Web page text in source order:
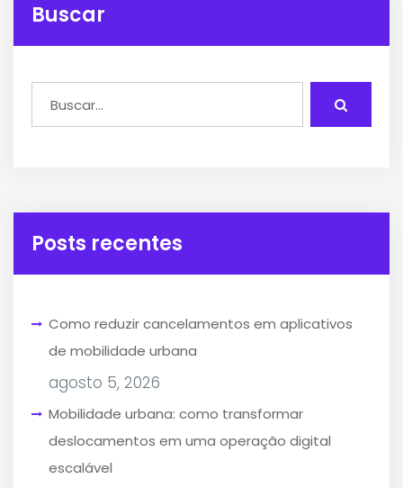
Buscar
Posts recentes
Como reduzir cancelamentos em aplicativos
de mobilidade urbana
agosto 5, 2026
Mobilidade urbana: como transformar
deslocamentos em uma operação digital
escalável